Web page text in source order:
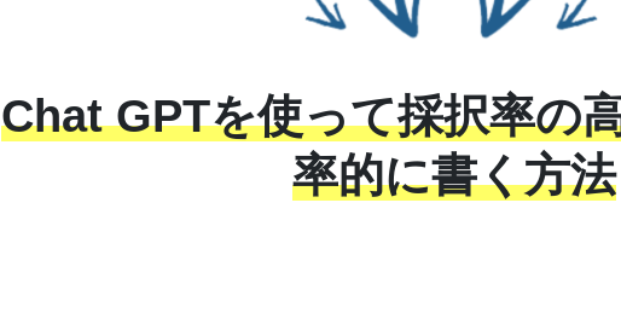
Chat GPTを使って採択率の
率的に書く方法